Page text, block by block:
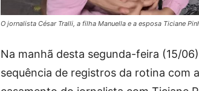
O jornalista César Tralli, a filha Manuella e a esposa Ticiane
Na manhã desta segunda-feira (15/
sequência de registros da rotina com